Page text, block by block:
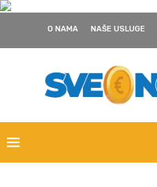
O NAMA NAŠE USLUGE